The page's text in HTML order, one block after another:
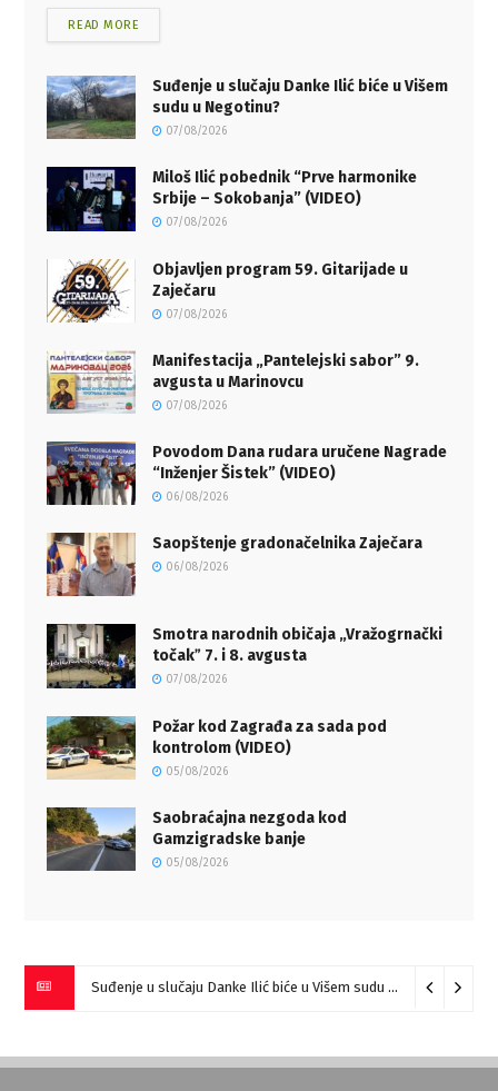
READ MORE
Suđenje u slučaju Danke Ilić biće u Višem
sudu u Negotinu?
07/08/2026
Miloš Ilić pobednik “Prve harmonike
Srbije – Sokobanja” (VIDEO)
07/08/2026
Objavljen program 59. Gitarijade u
Zaječaru
07/08/2026
Manifestacija „Pantelejski sabor” 9.
avgusta u Marinovcu
07/08/2026
Povodom Dana rudara uručene Nagrade
“Inženjer Šistek” (VIDEO)
06/08/2026
Saopštenje gradonačelnika Zaječara
06/08/2026
Smotra narodnih običaja „Vražogrnački
točakˮ 7. i 8. avgusta
07/08/2026
Požar kod Zagrađa za sada pod
kontrolom (VIDEO)
05/08/2026
Saobraćajna nezgoda kod
Gamzigradske banje
05/08/2026
Suđenje u slučaju Danke Ilić biće u Višem sudu u Negotinu?